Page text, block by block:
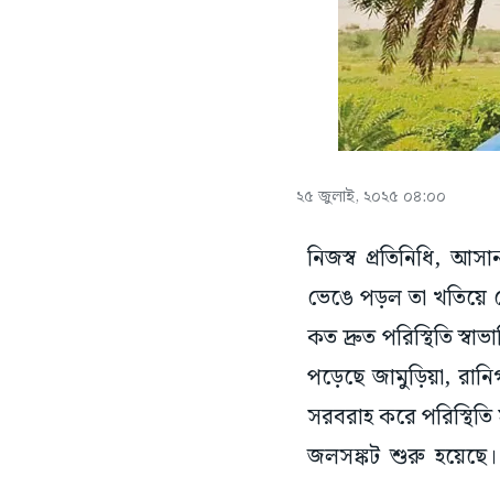
২৫ জুলাই, ২০২৫ ০৪:০০
নিজস্ব প্রতিনিধি,
ভেঙে পড়ল তা খতিয়ে
কত দ্রুত পরিস্থিতি
পড়েছে জামুড়িয়া,
সরবরাহ করে
জলসঙ্কট শুরু হয়েছে।